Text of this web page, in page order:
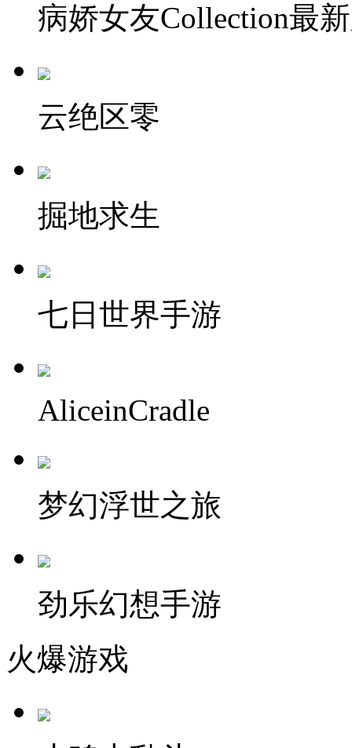
病娇女友Collection最
云绝区零
掘地求生
七日世界手游
AliceinCradle
梦幻浮世之旅
劲乐幻想手游
火爆游戏